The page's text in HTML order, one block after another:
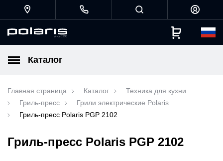
Каталог
Главная страница Каталог
Техника для кухни
Гриль-пресс
Грили электрические Polaris
Гриль-пресс Polaris PGP 2102
Гриль-пресс Polaris PGP 2102